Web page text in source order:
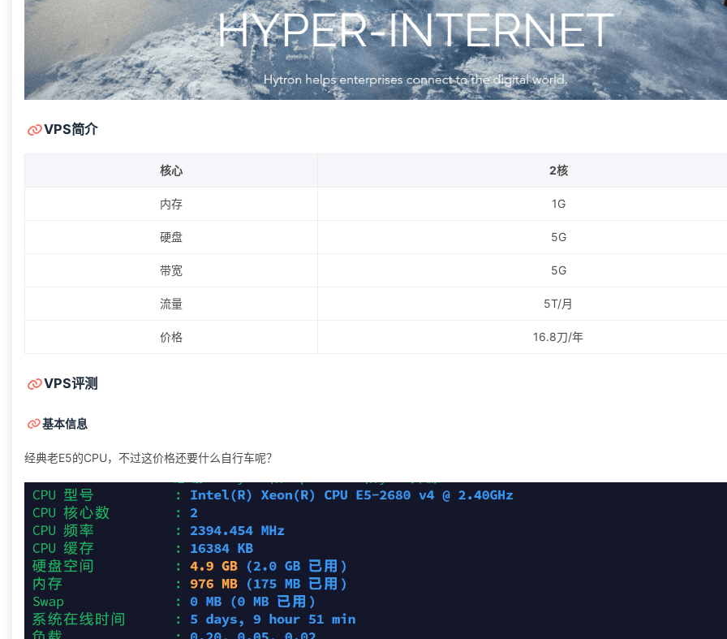
VPS简介
核心 2核
内存 1G
硬盘 5G
带宽 5G
流量 5T/月
价格 16.8刀/年
VPS评测
基本信息
经典老E5的CPU，不过这价格还要什么自行车呢？